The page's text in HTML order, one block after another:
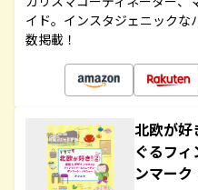
イド。インスタジェニック
数掲載！
北欧が好
ぐるフ
ンマーク